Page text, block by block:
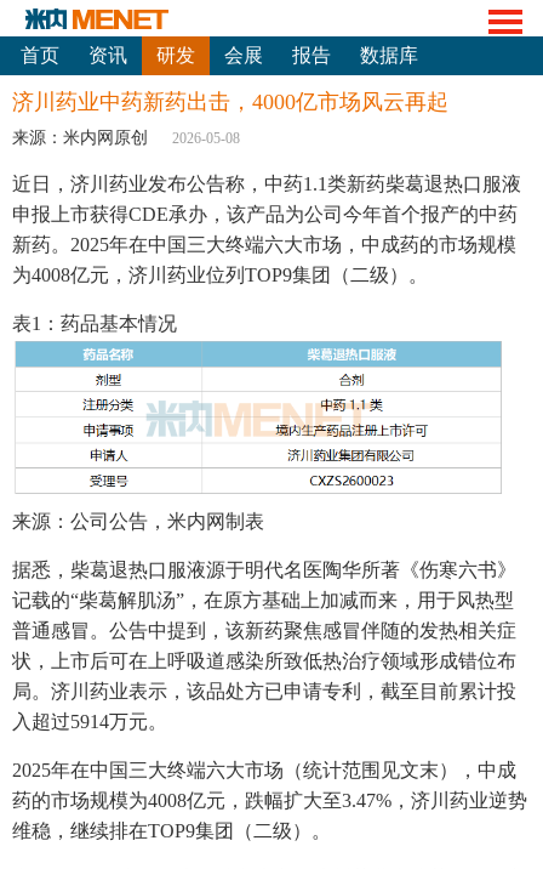
首页 资讯 研发 会展 报告 数据库
济川药业中药新药出击，4000亿市场风云再起
来源：米内网原创 2026-05-08
近日，济川药业发布公告称，中药1.1类新药柴葛退热口服液
申报上市获得CDE承办，该产品为公司今年首个报产的中药
新药。2025年在中国三大终端六大市场，中成药的市场规模
为4008亿元，济川药业位列TOP9集团（二级）。
表1：药品基本情况
来源：公司公告，米内网制表
据悉，柴葛退热口服液源于明代名医陶华所著《伤寒六书》
记载的“柴葛解肌汤”，在原方基础上加减而来，用于风热型
普通感冒。公告中提到，该新药聚焦感冒伴随的发热相关症
状，上市后可在上呼吸道感染所致低热治疗领域形成错位布
局。济川药业表示，该品处方已申请专利，截至目前累计投
入超过5914万元。
2025年在中国三大终端六大市场（统计范围见文末），中成
药的市场规模为4008亿元，跌幅扩大至3.47%，济川药业逆势
维稳，继续排在TOP9集团（二级）。